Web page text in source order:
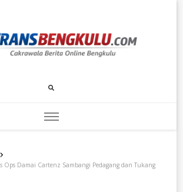
Ops Damai Cartenz Sambangi Pedagang dan Tukang